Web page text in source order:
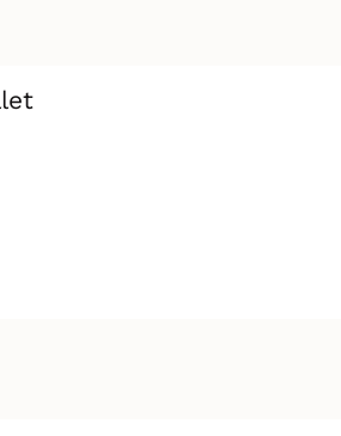
Résine - la sorcière aux
défendre le droit
!